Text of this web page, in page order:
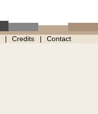
Credits Contact